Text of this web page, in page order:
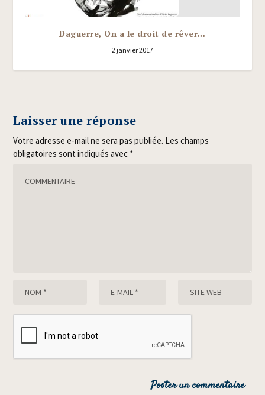
Daguerre, On a le droit de rêver…
2 janvier 2017
Laisser une réponse
Votre adresse e-mail ne sera pas publiée. Les champs
obligatoires sont indiqués avec *